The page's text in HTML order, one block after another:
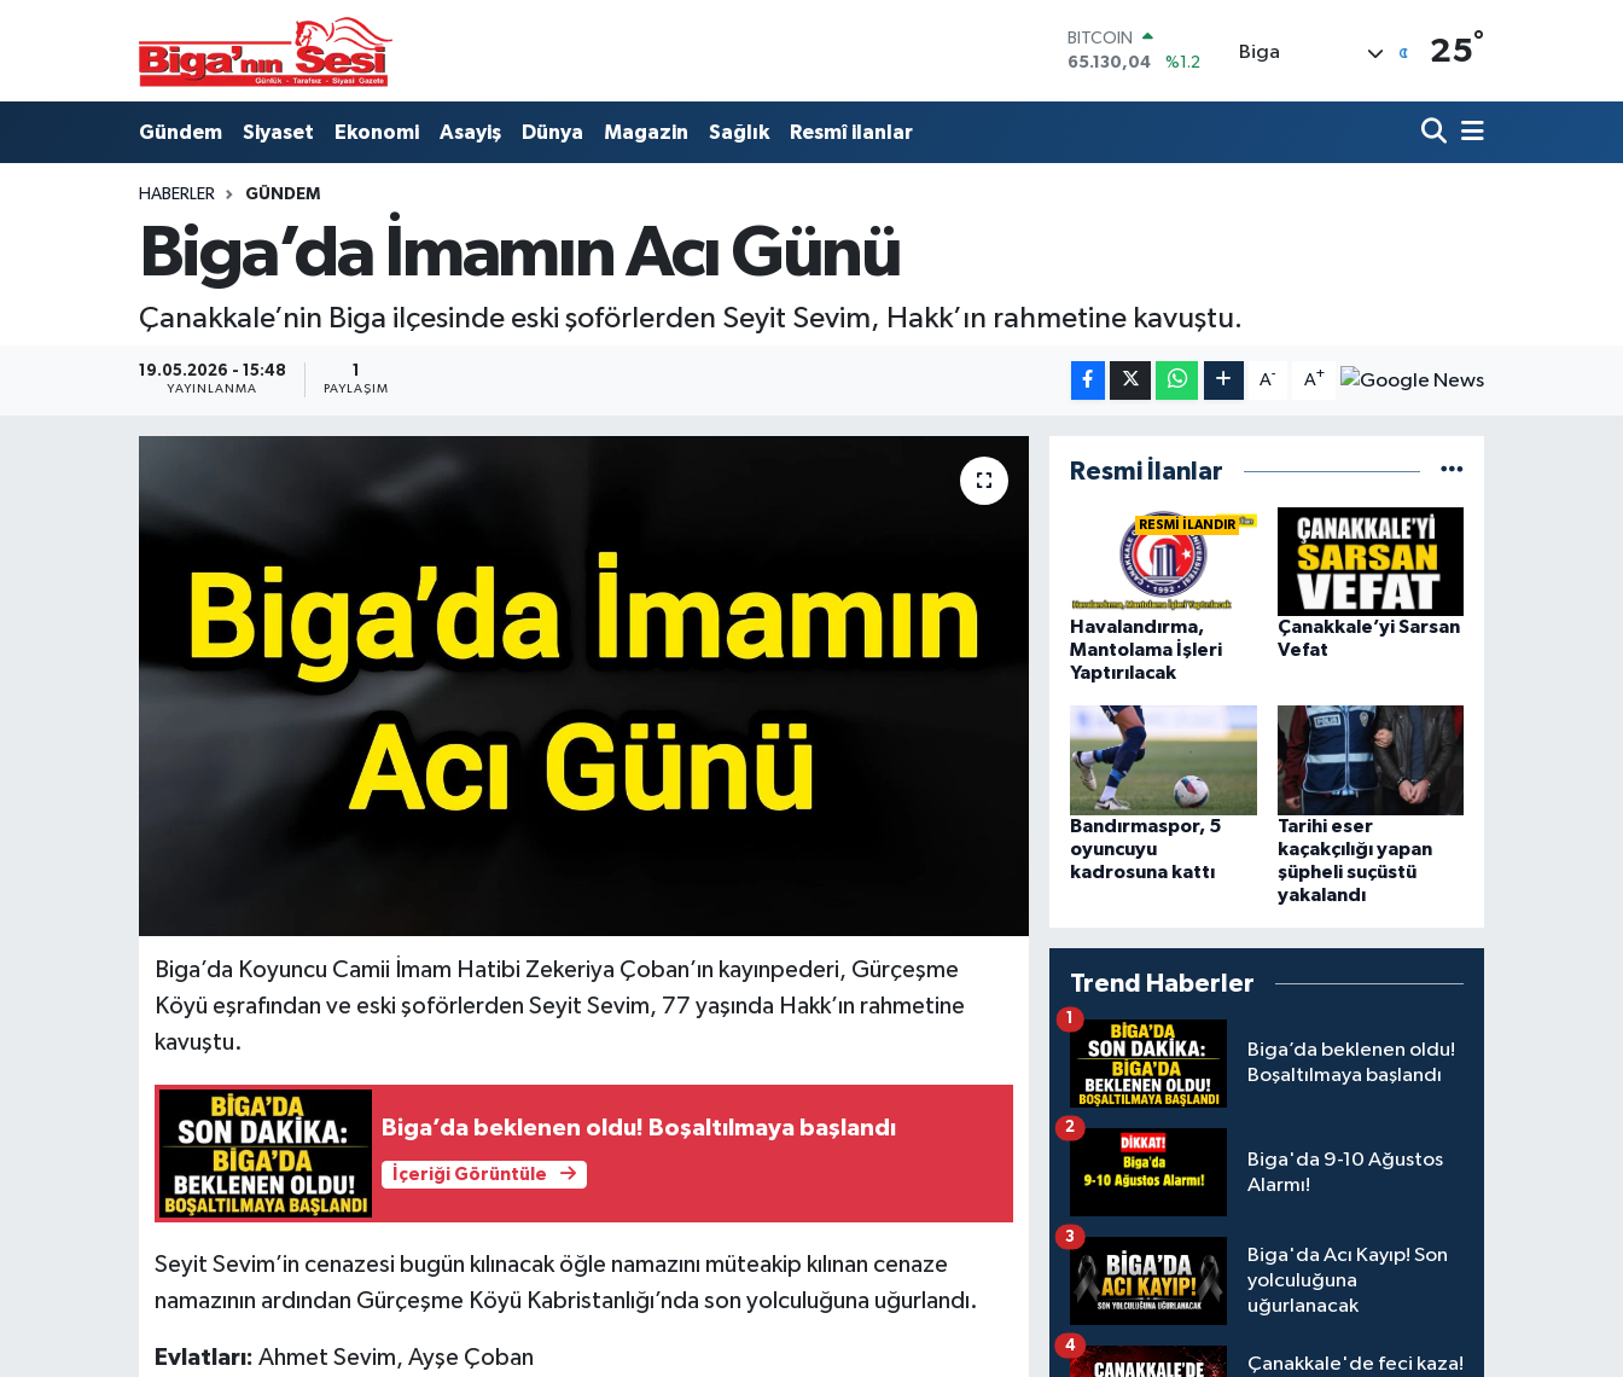
BITCOIN
65.130,04
%1.2
55,1652
%0.27
13.773
%-19
Biga 25°
Gündem Siyaset Ekonomi Asayiş Dünya Magazin Sağlık Resmî ilanlar
HABERLER GÜNDEM
Biga’da İmamın Acı Günü
Çanakkale’nin Biga ilçesinde eski şoförlerden Seyit Sevim, Hakk’ın rahmetine kavuştu.
19.05.2026 - 15:48
YAYINLANMA PAYLAŞIM
A- A+
Biga’da Koyuncu Camii İmam Hatibi Zekeriya Çoban’ın kayınpederi, Gürçeşme
Köyü eşrafından ve eski şoförlerden Seyit Sevim, 77 yaşında Hakk’ın rahmetine
kavuştu.
Biga’da beklenen oldu! Boşaltılmaya başlandı
İçeriği Görüntüle
Seyit Sevim’in cenazesi bugün kılınacak öğle namazını müteakip kılınan cenaze
namazının ardından Gürçeşme Köyü Kabristanlığı’nda son yolculuğuna uğurlandı.
Evlatları: Ahmet Sevim, Ayşe Çoban
Resmi İlanlar
RESMİ İLANDIR
Havalandırma,
Mantolama İşleri
Yaptırılacak
Çanakkale’yi Sarsan
Vefat
Bandırmaspor, 5
oyuncuyu
kadrosuna kattı
Tarihi eser
kaçakçılığı yapan
şüpheli suçüstü
yakalandı
Trend Haberler
Biga’da beklenen oldu!
Boşaltılmaya başlandı
1
Biga'da 9-10 Ağustos
Alarmı!
2
Biga'da Acı Kayıp! Son
yolculuğuna
uğurlanacak
3
Çanakkale'de feci kaza!
4
Belediye
Resmî ilanlar
Tarım ve Ekonomi
Çanakkale Hava Durumu
Tüm Manşetler
Son Dakika Haberleri
Haber Arşivi